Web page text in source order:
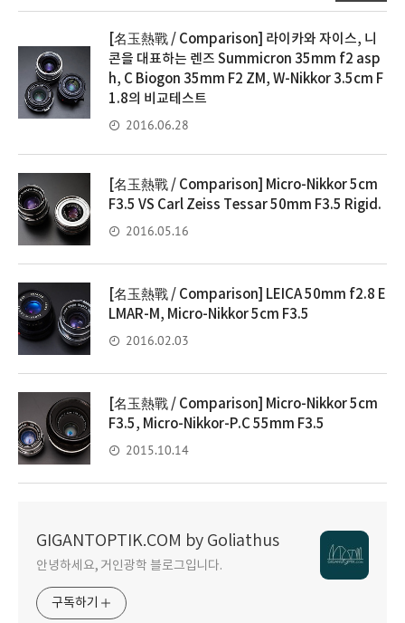
[名玉熱戰 / Comparison] 라이카와 자이스, 니
콘을 대표하는 렌즈 Summicron 35mm f2 asp
h, C Biogon 35mm F2 ZM, W-Nikkor 3.5cm F
1.8의 비교테스트
2016.06.28
[名玉熱戰 / Comparison] Micro-Nikkor 5cm
F3.5 VS Carl Zeiss Tessar 50mm F3.5 Rigid.
2016.05.16
[名玉熱戰 / Comparison] LEICA 50mm f2.8 E
LMAR-M, Micro-Nikkor 5cm F3.5
2016.02.03
[名玉熱戰 / Comparison] Micro-Nikkor 5cm
F3.5, Micro-Nikkor-P.C 55mm F3.5
2015.10.14
GIGANTOPTIK.COM by Goliathus
안녕하세요, 거인광학 블로그입니다.
구독하기